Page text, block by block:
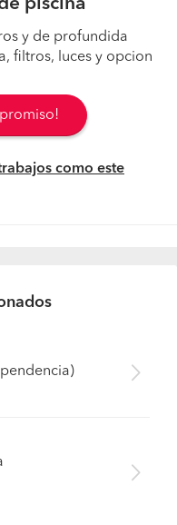
piscina
y de profundida
filtros, luces y opcion
como este